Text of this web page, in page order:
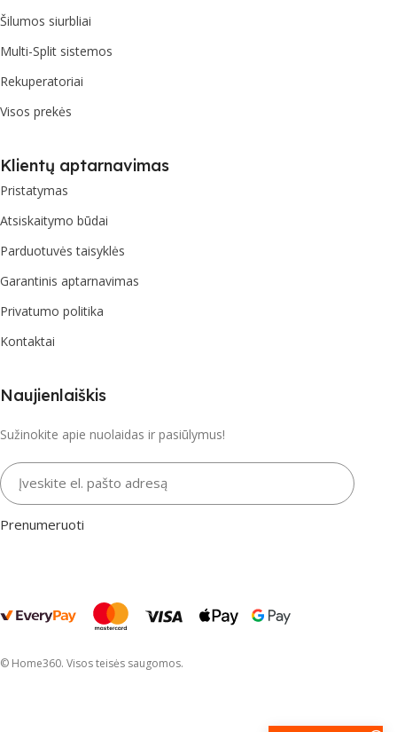
Šilumos siurbliai
Multi-Split sistemos
Rekuperatoriai
Visos prekės
Klientų aptarnavimas
Pristatymas
Atsiskaitymo būdai
Parduotuvės taisyklės
Garantinis aptarnavimas
Privatumo politika
Kontaktai
Naujienlaiškis
Sužinokite apie nuolaidas ir pasiūlymus!
Įveskite el. pašto adresą
Prenumeruoti
© Home360. Visos teisės saugomos.